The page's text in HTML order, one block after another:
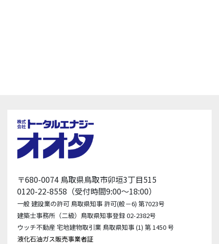
〒680-0074 鳥取県鳥取市卯垣3丁目515
0120-22-8558（受付時間9:00〜18:00）
一般 建設業の許可 鳥取県知事 許可(般－6) 第7023号
建築士事務所（二級）鳥取県知事登録 02-2382号
ウッチ不動産 宅地建物取引業 鳥取県知事 (1) 第 1450 号
液化石油ガス販売事業者証